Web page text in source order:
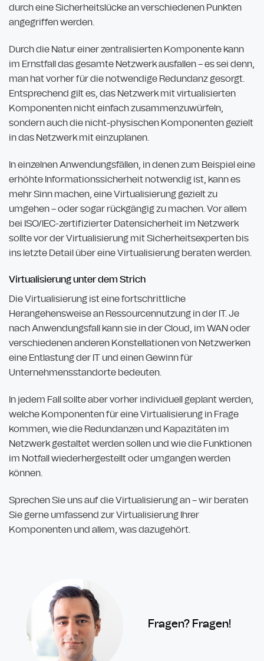
durch eine Sicherheitslücke an verschiedenen Punkten
angegriffen werden.
Durch die Natur einer zentralisierten Komponente kann
im Ernstfall das gesamte Netzwerk ausfallen – es sei denn,
man hat vorher für die notwendige Redundanz gesorgt.
Entsprechend gilt es, das Netzwerk mit virtualisierten
Komponenten nicht einfach zusammenzuwürfeln,
sondern auch die nicht-physischen Komponenten gezielt
in das Netzwerk mit einzuplanen.
In einzelnen Anwendungsfällen, in denen zum Beispiel eine
erhöhte Informationssicherheit notwendig ist, kann es
mehr Sinn machen, eine Virtualisierung gezielt zu
umgehen – oder sogar rückgängig zu machen. Vor allem
bei ISO/IEC-zertifizierter Datensicherheit im Netzwerk
sollte vor der Virtualisierung mit Sicherheitsexperten bis
ins letzte Detail über eine Virtualisierung beraten werden.
Virtualisierung unter dem Strich
Die Virtualisierung ist eine fortschrittliche
Herangehensweise an Ressourcennutzung in der IT. Je
nach Anwendungsfall kann sie in der Cloud, im WAN oder
verschiedenen anderen Konstellationen von Netzwerken
eine Entlastung der IT und einen Gewinn für
Unternehmensstandorte bedeuten.
In jedem Fall sollte aber vorher individuell geplant werden,
welche Komponenten für eine Virtualisierung in Frage
kommen, wie die Redundanzen und Kapazitäten im
Netzwerk gestaltet werden sollen und wie die Funktionen
im Notfall wiederhergestellt oder umgangen werden
können.
Sprechen Sie uns auf die Virtualisierung an – wir beraten
Sie gerne umfassend zur Virtualisierung Ihrer
Komponenten und allem, was dazugehört.
Fragen? Fragen!